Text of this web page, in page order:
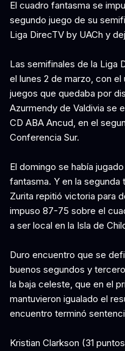
El cuadro fantasma se
segundo juego de su
Liga DirecTV by UACh y
Las semifinales de la Liga
el lunes 2 de marzo, con
juegos que quedaba por
Azurmendy de Valdivia se
CD ABA Ancud, en el
Conferencia Sur.
El domingo se había
fantasma. Y en la
Zurita repitió victoria para
impuso 87-75 sobre el
a ser local en la Isla de
Duro encuentro que se
buenos segundos y
la baja celeste, que en el
mantuvieron igualado el
encuentro terminó
Kristian Clarkson (31